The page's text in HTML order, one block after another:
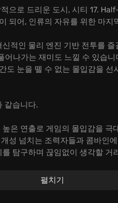
으로 드리운 도시, 시티 17.
되어, 인류의 자유를 위한 마지
적인 물리 엔진 기반 전투를 즐
어나가는 재미도 느낄 수 있습
도 눈을 뗄 수 없는 몰입감을 선
같습니다.
은 연출로 게임의 몰입감을 극
성 넘치는 조력자들과 콤바인
탐구하며 끊임없이 생각할 거
펼치기